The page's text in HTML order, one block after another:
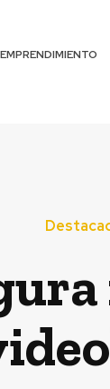
EMPRENDIMIENTO